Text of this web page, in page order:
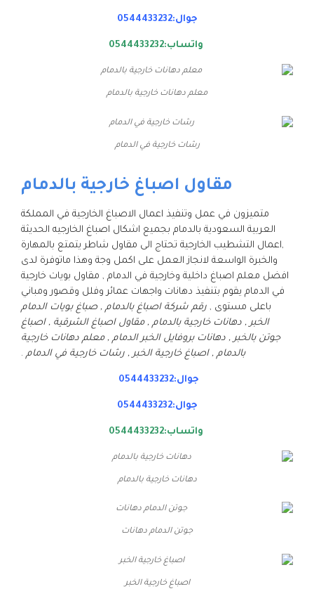
جوال:0544433232
واتساب:0544433232
معلم دهانات خارجية بالدمام
رشات خارجية في الدمام
مقاول اصباغ خارجية بالدمام
متميزون في عمل وتنفيذ اعمال الاصباغ الخارجية في المملكة
العربية السعودية بالدمام بجميع اشكال اصباغ الخارجيه الحديثة
,اعمال التشطيب الخارجية تحتاج الى مقاول شاطر يتمتع بالمهارة
والخبرة الواسعة لانجاز العمل على اكمل وجة وهذا ماتوفرة لدى
افضل معلم اصباغ داخلية وخارجية في الدمام , مقاول بويات خارجية
في الدمام يقوم بتنفيذ دهانات واجهات عمائر وفلل وقصور ومباني
باعلى مستوى , رقم شركة اصباغ بالدمام , صباغ بويات الدمام
الخبر , دهانات خارجية بالدمام , مقاول اصباغ الشرقية , اصباغ
جوتن بالخبر , دهانات بروفايل الخبر الدمام , معلم دهانات خارجية
بالدمام , اصباغ خارجية الخبر , رشات خارجية في الدمام .
جوال:0544433232
جوال:0544433232
واتساب:0544433232
دهانات خارجية بالدمام
جوتن الدمام دهانات
اصباغ خارجية الخبر